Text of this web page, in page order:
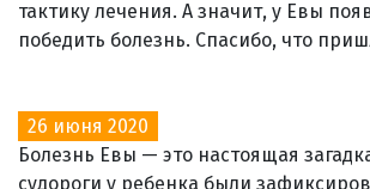
тактику лечения. А значит, у Евы
победить болезнь. Спасибо, что
26 июня 2020
Болезнь Евы — это настоящая
судороги у ребенка были